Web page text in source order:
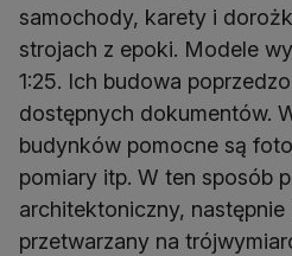
samochody, karety i
strojach z epoki. Modele
1:25. Ich budowa
dostępnych dokumentów.
budynków pomocne są
pomiary itp. W ten sposób
architektoniczny,
przetwarzany na